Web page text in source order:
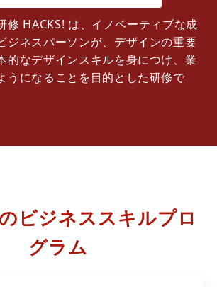
修 HACKS! は、イノベーティブな成
ジネスパーソンが、デザインの重要
的なデザインスキルを身につけ、業
うになることを目的とした研修で
ビジネススキルプロ
グラム